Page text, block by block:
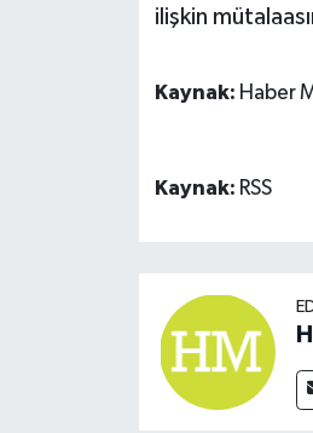
ilişkin
Kaynak: Haber
Kaynak: RSS